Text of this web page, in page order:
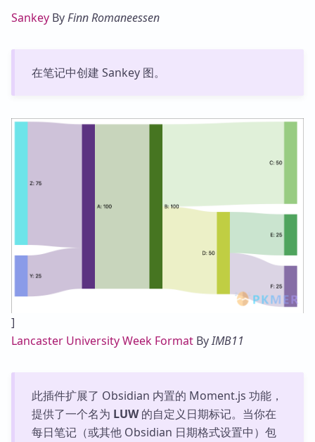
Sankey ByFinn Romaneessen
在笔记中创建 Sankey 图。
]
Lancaster University Week Format ByIMB11
此插件扩展了 Obsidian 内置的 Moment.js 功能，
提供了一个名为 LUW的自定义日期标记。当你在
每日笔记（或其他 Obsidian 日期格式设置中）包